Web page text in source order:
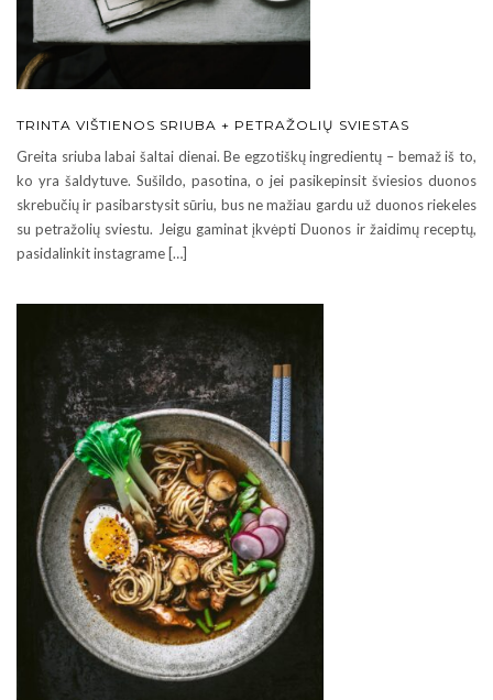
TRINTA VIŠTIENOS SRIUBA + PETRAŽOLIŲ SVIESTAS
Greita sriuba labai šaltai dienai. Be egzotiškų ingredientų – bemaž iš to,
ko yra šaldytuve. Sušildo, pasotina, o jei pasikepinsit šviesios duonos
skrebučių ir pasibarstysit sūriu, bus ne mažiau gardu už duonos riekeles
su petražolių sviestu. Jeigu gaminat įkvėpti Duonos ir žaidimų receptų,
pasidalinkit instagrame […]